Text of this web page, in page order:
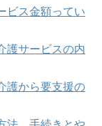
ビス金額ってい
護サービスの内
護から要支援の